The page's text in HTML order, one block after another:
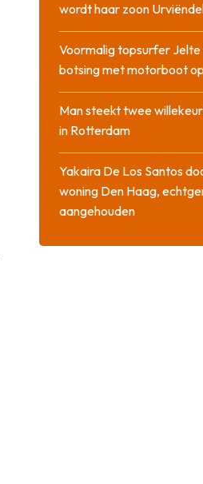
wordt haar zoon
Voormalig topsurfer
botsing met motorboot
Man steekt twee
in Rotterdam
Yakaira De Los Santos
woning Den Haag,
aangehouden